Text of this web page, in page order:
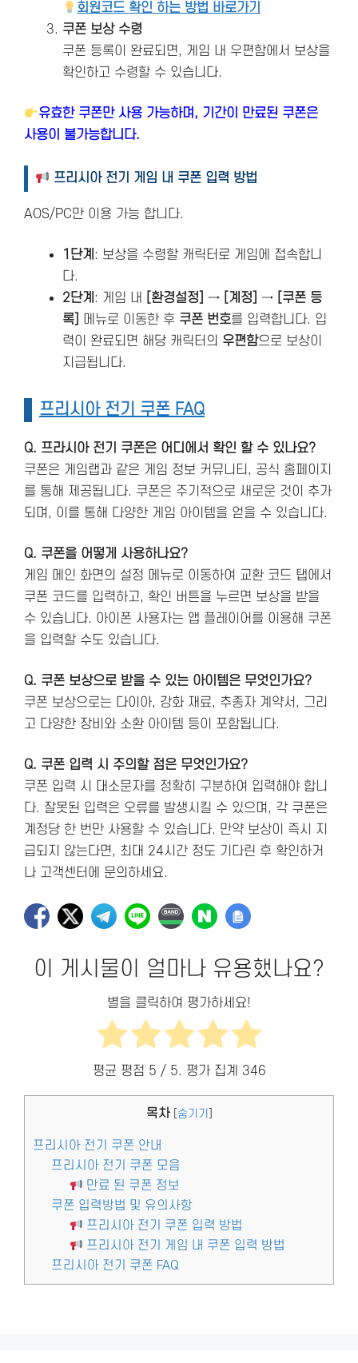
회원코드 확인 하는 방법 바로가기
쿠폰 보상 수령
쿠폰 등록이 완료되면, 게임 내 우편함에서 보상을
확인하고 수령할 수 있습니다.
유효한 쿠폰만 사용 가능하며, 기간이 만료된 쿠폰은
사용이 불가능합니다.
프리시아 전기 게임 내 쿠폰 입력 방법
AOS/PC만 이용 가능 합니다.
1단계 : 보상을 수령할 캐릭터로 게임에 접속합니
다.
2단계 : 게임 내 [환경설정] → [계정] →
[쿠폰 등
록]
메뉴로 이동한 후 쿠폰 번호를 입력합니다. 입
력이 완료되면 해당 캐릭터의 우편함으로 보상이
지급됩니다.
프리시아 전기 쿠폰 FAQ
Q. 프라시아 전기 쿠폰은 어디에서 확인 할 수 있나요?
쿠폰은 게임랩과 같은 게임 정보 커뮤니티, 공식 홈페이지
를 통해 제공됩니다. 쿠폰은 주기적으로 새로운 것이 추가
되며, 이를 통해 다양한 게임 아이템을 얻을 수 있습니다.
Q. 쿠폰을 어떻게 사용하나요?
게임 메인 화면의 설정 메뉴로 이동하여 교환 코드 탭에서
쿠폰 코드를 입력하고, 확인 버튼을 누르면 보상을 받을
수 있습니다. 아이폰 사용자는 앱 플레이어를 이용해 쿠폰
을 입력할 수도 있습니다​.
Q. 쿠폰 보상으로 받을 수 있는 아이템은 무엇인가요?
쿠폰 보상으로는 다이아, 강화 재료, 추종자 계약서, 그리
고 다양한 장비와 소환 아이템 등이 포함됩니다.
Q. 쿠폰 입력 시 주의할 점은 무엇인가요?
쿠폰 입력 시 대소문자를 정확히 구분하여 입력해야 합니
다. 잘못된 입력은 오류를 발생시킬 수 있으며, 각 쿠폰은
계정당 한 번만 사용할 수 있습니다. 만약 보상이 즉시 지
급되지 않는다면, 최대 24시간 정도 기다린 후 확인하거
나 고객센터에 문의하세요.
이 게시물이 얼마나 유용했나요?
별을 클릭하여 평가하세요!
평균 평점 5 / 5. 평가 집계 346
목차 숨기기
프리시아 전기 쿠폰 안내
프리시아 전기 쿠폰 모음
만료 된 쿠폰 정보
쿠폰 입력방법 및 유의사항
프리시아 전기 쿠폰 입력 방법
프리시아 전기 게임 내 쿠폰 입력 방법
프리시아 전기 쿠폰 FAQ